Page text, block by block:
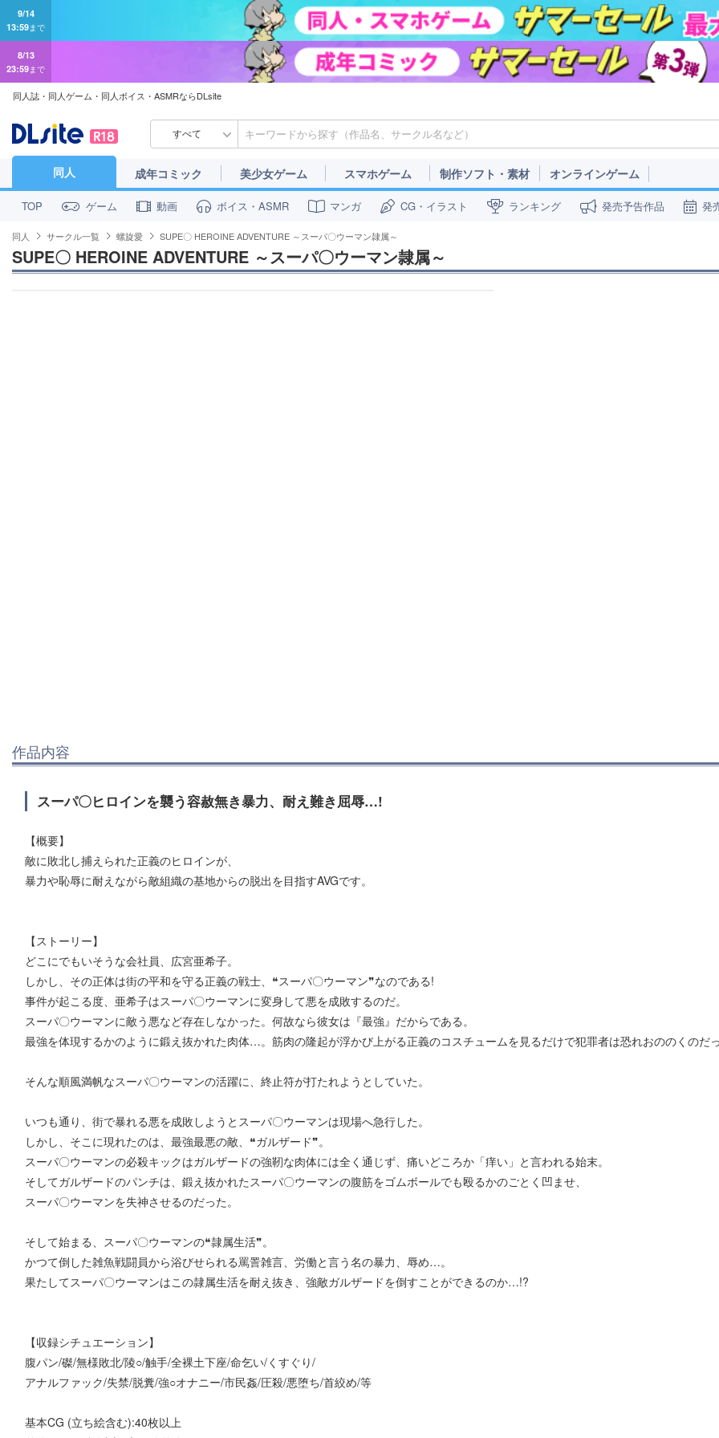
8/13
23:59まで
同人誌・同人ゲーム・同人ボイス・ASMRならDLsite
すべて
同人 成年コミック 美少女ゲーム スマホゲーム 制作ソフト・素材 オンラインゲーム
TOP ゲーム 動画 ボイス・ASMR マンガ CG・イラスト ランキング 発売予告作品 発
同人 サークル一覧 螺旋愛 SUPE〇 HEROINE ADVENTURE ～スーパ〇ウーマン隷属～
SUPE〇 HEROINE ADVENTURE ～スーパ〇ウーマン隷属～
作品内容
スーパ〇ヒロインを襲う容赦無き暴力、耐え難き屈辱…!
【概要】
敵に敗北し捕えられた正義のヒロインが、
暴力や恥辱に耐えながら敵組織の基地からの脱出を目指すAVGです。
【ストーリー】
どこにでもいそうな会社員、広宮亜希子。
しかし、その正体は街の平和を守る正義の戦士、❝スーパ〇ウーマン❞なのである!
事件が起こる度、亜希子はスーパ〇ウーマンに変身して悪を成敗するのだ。
スーパ〇ウーマンに敵う悪など存在しなかった。何故なら彼女は『最強』だからである。
最強を体現するかのように鍛え抜かれた肉体…。筋肉の隆起が浮かび上がる正義のコスチュームを見るだけで犯罪者は恐れおののくのだ
そんな順風満帆なスーパ〇ウーマンの活躍に、終止符が打たれようとしていた。
いつも通り、街で暴れる悪を成敗しようとスーパ〇ウーマンは現場へ急行した。
しかし、そこに現れたのは、最強最悪の敵、❝ガルザード❞。
スーパ〇ウーマンの必殺キックはガルザードの強靭な肉体には全く通じず、痛いどころか「痒い」と言われる始末。
そしてガルザードのパンチは、鍛え抜かれたスーパ〇ウーマンの腹筋をゴムボールでも殴るかのごとく凹ませ、
スーパ〇ウーマンを失神させるのだった。
そして始まる、スーパ〇ウーマンの❝隷属生活❞。
かつて倒した雑魚戦闘員から浴びせられる罵詈雑言、労働と言う名の暴力、辱め…。
果たしてスーパ〇ウーマンはこの隷属生活を耐え抜き、強敵ガルザードを倒すことができるのか…!?
【収録シチュエーション】
腹パン/磔/無様敗北/陵○/触手/全裸土下座/命乞い/くすぐり/
アナルファック/失禁/脱糞/強○オナニー/市民姦/圧殺/悪堕ち/首絞め/等
基本CG (立ち絵含む):40枚以上